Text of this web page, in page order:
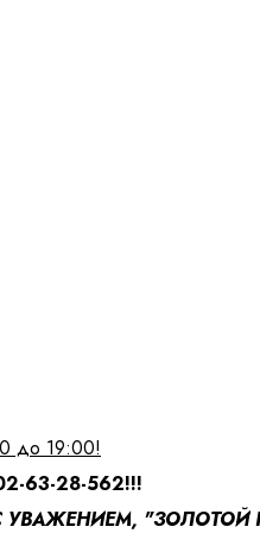
до 19:00!
63-28-562!!!
"ЗОЛОТОЙ